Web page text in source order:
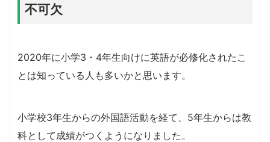
不可欠
2020年に小学3・4年生向けに英語が必修化されたこ
とは知っている人も多いかと思います。
小学校3年生からの外国語活動を経て、5年生からは教
科として成績がつくようになりました。